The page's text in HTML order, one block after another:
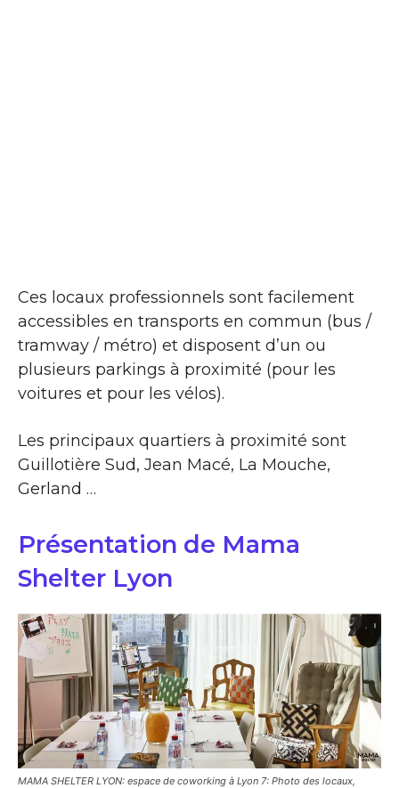
Ces locaux professionnels sont facilement
accessibles en transports en commun (bus /
tramway / métro) et disposent d’un ou
plusieurs parkings à proximité (pour les
voitures et pour les vélos).
Les principaux quartiers à proximité sont
Guillotière Sud, Jean Macé, La Mouche,
Gerland …
Présentation de Mama
Shelter Lyon
MAMA SHELTER LYON: espace de coworking à Lyon 7: Photo des locaux,